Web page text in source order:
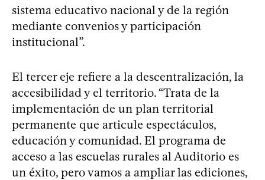
sistema educativo nacional y de la región
mediante convenios y participación
institucional”.
El tercer eje refiere a la descentralización, la
accesibilidad y el territorio. “Trata de la
implementación de un plan territorial
permanente que articule espectáculos,
educación y comunidad. El programa de
acceso a las escuelas rurales al Auditorio es
un éxito, pero vamos a ampliar las ediciones,